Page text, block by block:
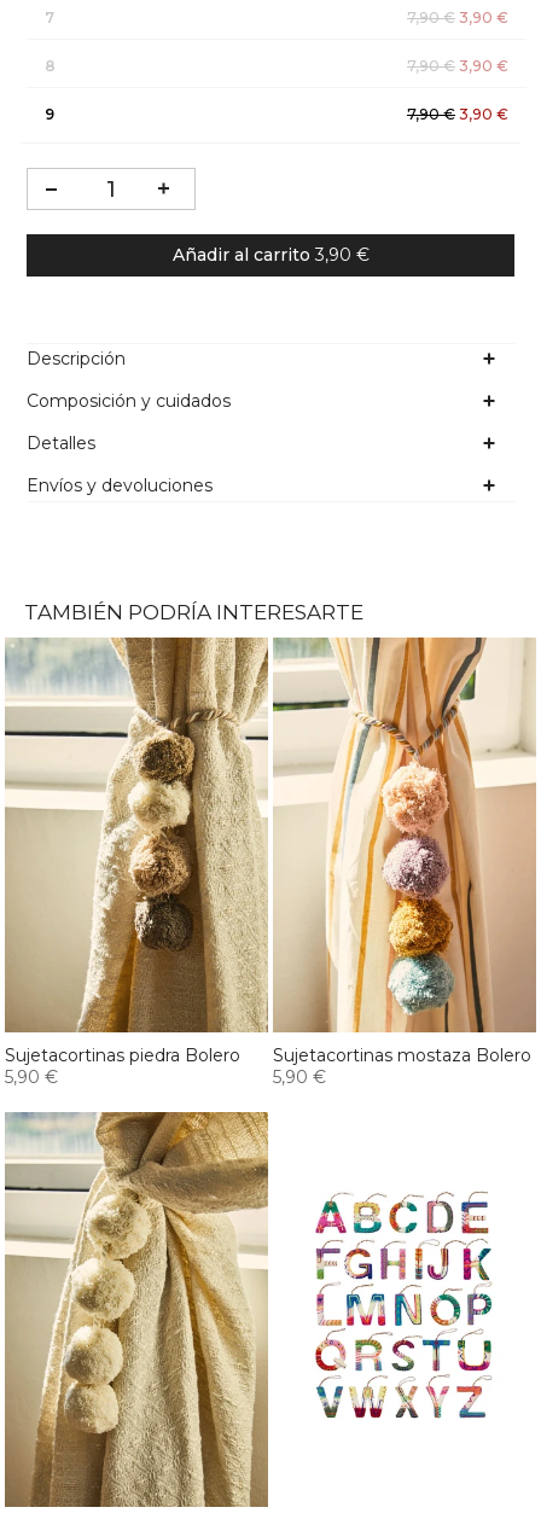
7 7,90 € 3,90 €
8 7,90 € 3,90 €
9 7,90 € 3,90 €
Añadir al carrito 3,90 €
Descripción
Composición y cuidados
Detalles
Envíos y devoluciones
TAMBIÉN PODRÍA INTERESARTE
Sujetacortinas piedra Bolero
5,90 €
Sujetacortinas mostaza Bolero
5,90 €